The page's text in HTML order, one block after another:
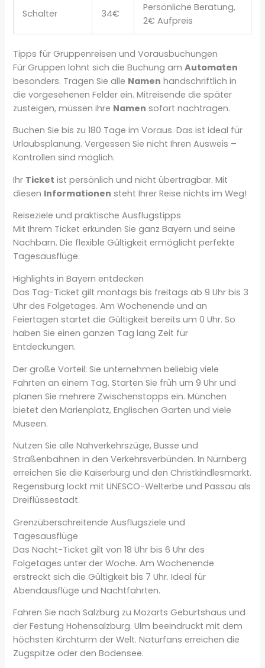
Schalter 34€
Persönliche Beratung,
2€ Aufpreis
Tipps für Gruppenreisen und Vorausbuchungen
Für Gruppen lohnt sich die Buchung amAutomaten
besonders. Tragen Sie alle Namen handschriftlich in
die vorgesehenen Felder ein. Mitreisende die später
zusteigen, müssen ihre Namen sofort nachtragen.
Buchen Sie bis zu 180 Tage im Voraus. Das ist ideal für
Urlaubsplanung. Vergessen Sie nicht Ihren Ausweis –
Kontrollen sind möglich.
Ihr Ticket ist persönlich und nicht übertragbar. Mit
diesen Informationen steht Ihrer Reise nichts im Weg!
Reiseziele und praktische Ausflugstipps
Mit Ihrem Ticket erkunden Sie ganz Bayern und seine
Nachbarn. Die flexible Gültigkeit ermöglicht perfekte
Tagesausflüge.
Highlights in Bayern entdecken
Das Tag-Ticket gilt montags bis freitags ab 9 Uhr bis 3
Uhr des Folgetages. Am Wochenende und an
Feiertagen startet die Gültigkeit bereits um 0 Uhr. So
haben Sie einen ganzen Tag lang Zeit für
Entdeckungen.
Der große Vorteil: Sie unternehmen beliebig viele
Fahrten an einem Tag. Starten Sie früh um 9 Uhr und
planen Sie mehrere Zwischenstopps ein. München
bietet den Marienplatz, Englischen Garten und viele
Museen.
Nutzen Sie alle Nahverkehrszüge, Busse und
Straßenbahnen in den Verkehrsverbünden. In Nürnberg
erreichen Sie die Kaiserburg und den Christkindlesmarkt.
Regensburg lockt mit UNESCO-Welterbe und Passau als
Dreiflüssestadt.
Grenzüberschreitende Ausflugsziele und
Tagesausflüge
Das Nacht-Ticket gilt von 18 Uhr bis 6 Uhr des
Folgetages unter der Woche. Am Wochenende
erstreckt sich die Gültigkeit bis 7 Uhr. Ideal für
Abendausflüge und Nachtfahrten.
Fahren Sie nach Salzburg zu Mozarts Geburtshaus und
der Festung Hohensalzburg. Ulm beeindruckt mit dem
höchsten Kirchturm der Welt. Naturfans erreichen die
Zugspitze oder den Bodensee.